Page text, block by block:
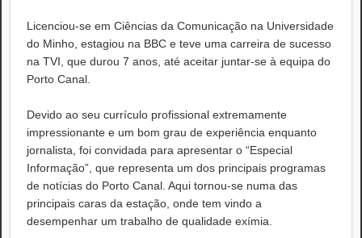
Licenciou-se em Ciências da Comunicação na Universidade
do Minho, estagiou na BBC e teve uma carreira de sucesso
na TVI, que durou 7 anos, até aceitar juntar-se à equipa do
Porto Canal.
Devido ao seu currículo profissional extremamente
impressionante e um bom grau de experiência enquanto
jornalista, foi convidada para apresentar o “Especial
Informação”, que representa um dos principais programas
de notícias do Porto Canal. Aqui tornou-se numa das
principais caras da estação, onde tem vindo a
desempenhar um trabalho de qualidade exímia.